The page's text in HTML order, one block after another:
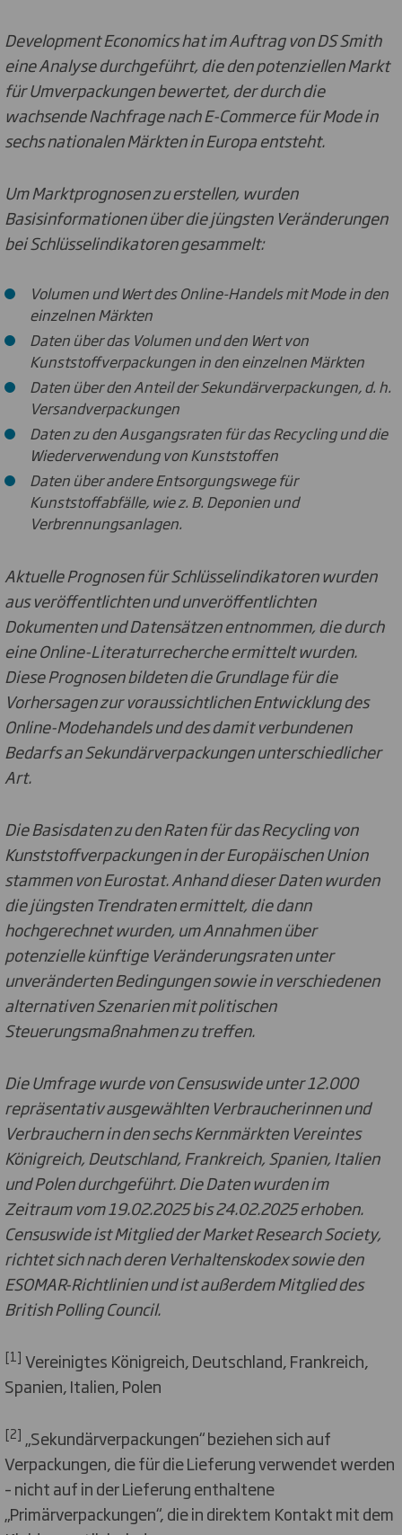
Development Economics hat im Auftrag von DS Smith
eine Analyse durchgeführt, die den potenziellen Markt
für Umverpackungen bewertet, der durch die
wachsende Nachfrage nach E-Commerce für Mode in
sechs nationalen Märkten in Europa entsteht.
Um Marktprognosen zu erstellen, wurden
Basisinformationen über die jüngsten Veränderungen
bei Schlüsselindikatoren gesammelt:
Volumen und Wert des Online-Handels mit Mode in den
einzelnen Märkten
Daten über das Volumen und den Wert von
Kunststoffverpackungen in den einzelnen Märkten
Daten über den Anteil der Sekundärverpackungen, d. h.
Versandverpackungen
Daten zu den Ausgangsraten für das Recycling und die
Wiederverwendung von Kunststoffen
Daten über andere Entsorgungswege für
Kunststoffabfälle, wie z. B. Deponien und
Verbrennungsanlagen.
Aktuelle Prognosen für Schlüsselindikatoren wurden
aus veröffentlichten und unveröffentlichten
Dokumenten und Datensätzen entnommen, die durch
eine Online-Literaturrecherche ermittelt wurden.
Diese Prognosen bildeten die Grundlage für die
Vorhersagen zur voraussichtlichen Entwicklung des
Online-Modehandels und des damit verbundenen
Bedarfs an Sekundärverpackungen unterschiedlicher
Art.
Die Basisdaten zu den Raten für das Recycling von
Kunststoffverpackungen in der Europäischen Union
stammen von Eurostat. Anhand dieser Daten wurden
die jüngsten Trendraten ermittelt, die dann
hochgerechnet wurden, um Annahmen über
potenzielle künftige Veränderungsraten unter
unveränderten Bedingungen sowie in verschiedenen
alternativen Szenarien mit politischen
Steuerungsmaßnahmen zu treffen.
Die Umfrage wurde von Censuswide unter 12.000
repräsentativ ausgewählten Verbraucherinnen und
Verbrauchern in den sechs Kernmärkten Vereintes
Königreich, Deutschland, Frankreich, Spanien, Italien
und Polen durchgeführt. Die Daten wurden im
Zeitraum vom 19.02.2025 bis 24.02.2025 erhoben.
Censuswide ist Mitglied der Market Research Society,
richtet sich nach deren Verhaltenskodex sowie den
ESOMAR-Richtlinien und ist außerdem Mitglied des
British Polling Council.
[1] Vereinigtes Königreich, Deutschland, Frankreich,
Spanien, Italien, Polen
[2] „Sekundärverpackungen“ beziehen sich auf
Verpackungen, die für die Lieferung verwendet werden
– nicht auf in der Lieferung enthaltene
„Primärverpackungen“, die in direktem Kontakt mit dem